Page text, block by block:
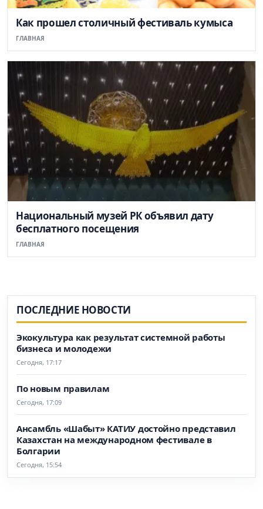
Как прошел столичный фестиваль кумыса
ГЛАВНАЯ
Национальный музей РК объявил дату
бесплатного посещения
ГЛАВНАЯ
ПОСЛЕДНИЕ НОВОСТИ
Экокультура как результат системной работы
бизнеса и молодежи
Сегодня, 17:17
По новым правилам
Сегодня, 17:09
Ансамбль «Шабыт» КАТИУ достойно представил
Казахстан на международном фестивале в
Болгарии
Сегодня, 15:54